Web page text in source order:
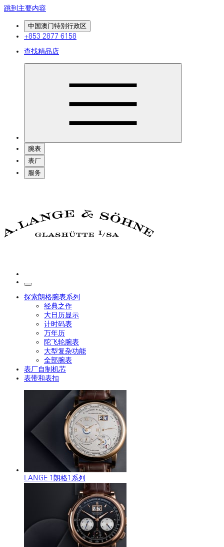
跳到主要内容
中国澳门特别行政区
+853 2877 6158
查找精品店
腕表
表厂
服务
探索朗格腕表系列
经典之作
大日历显示
计时码表
万年历
陀飞轮腕表
大型复杂功能
全部腕表
表厂自制机芯
表带和表扣
LANGE 1朗格1系列